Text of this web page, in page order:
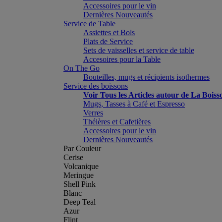
Accessoires pour le vin
Dernières Nouveautés
Service de Table
Assiettes et Bols
Plats de Service
Sets de vaisselles et service de table
Accesoires pour la Table
On The Go
Bouteilles, mugs et récipients isothermes
Service des boissons
Voir Tous les Articles autour de La
Mugs, Tasses à Café et Espresso
Verres
Théières et Cafetières
Accessoires pour le vin
Dernières Nouveautés
Par Couleur
Cerise
Volcanique
Meringue
Shell Pink
Blanc
Deep Teal
Azur
Flint